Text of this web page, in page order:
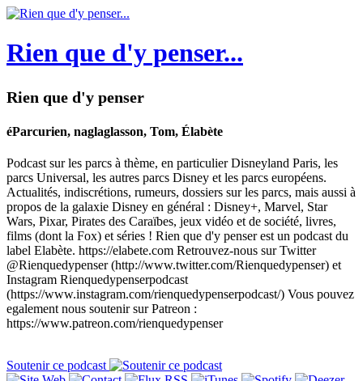
Rien que d'y penser...
Rien que d'y penser
éParcurien, naglaglasson, Tom, Élabète
Podcast sur les parcs à thème, en particulier Disneyland Paris, les
parcs Universal, les autres parcs Disney et les parcs européens.
Actualités, indiscrétions, rumeurs, dossiers sur les parcs, mais aussi à
propos de la galaxie Disney en général : Disney+, Marvel, Star
Wars, Pixar, Pirates des Caraïbes, jeux vidéo et de société, livres,
films (dont la Fox) et séries ! Rien que d'y penser est un podcast du
label Elabète. https://elabete.com Retrouvez-nous sur Twitter
@Rienquedypenser (http://www.twitter.com/Rienquedypenser) et
Instagram Rienquedypenserpodcast
(https://www.instagram.com/rienquedypenserpodcast/) Vous pouvez
egalement nous soutenir sur Patreon :
https://www.patreon.com/rienquedypenser
Soutenir ce podcast